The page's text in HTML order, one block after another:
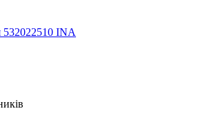
532022510 INA